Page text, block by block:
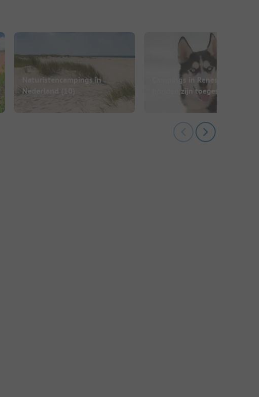
Naturistencampings in
Nederland
(10)
Campings in Renesse waar
honden zijn toegestaan